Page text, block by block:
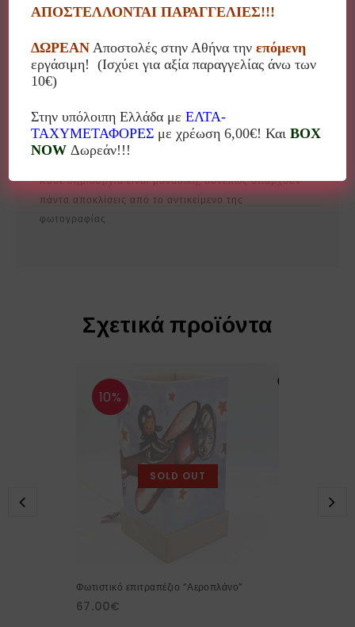
Παρδάλη και ο Δημοσθένης Κόκκαλης σχεδιάζουν και
σύγχρονης κεραμικής, συνδυάζοντας μια δική τους
εκδοχή της τεχνικής “Terra Sigilata”
(αρχαιοελληνικής) και της Γιαπωνέζικης τεχνικής
αντικείμενα χρησιμοποιώντας πορσελάνη και
χρωματιστούς πηλούς stoneware.
Κάθε δημιουργία είναι μοναδική, συνεπώς υπάρχουν
πάντα αποκλίσεις από το αντικείμενο της
φωτογραφίας.
Σχετικά προϊόντα
10%
SOLD OUT
Φωτιστικό επιτραπέζιο “Αεροπλάνο”
67.00€
ΑΠΟΣΤΕΛΛΟΝΤΑΙ ΠΑΡΑΓΓΕΛΙΕΣ!!!
ΔΩΡΕΑΝ Αποστολές στην Αθήνα τηνεπόμενη
εργάσιμη! (Ισχύει για αξία παραγγελίας άνω των
10€)
Στην υπόλοιπη Ελλάδα μεΕΛΤΑ-
ΤΑΧΥΜΕΤΑΦΟΡΕΣ με χρέωση 6,00€! ΚαιBOX
NOW Δωρεάν!!!